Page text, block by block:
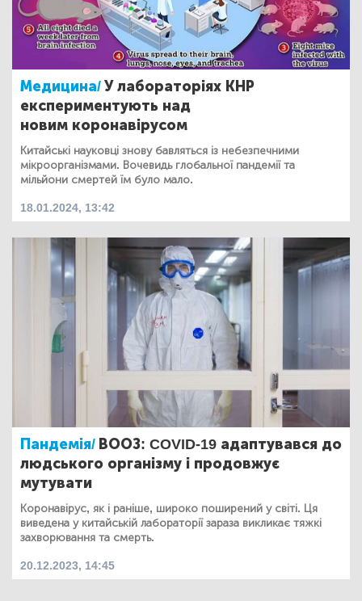
Медицина/У лабораторіях КНР
експериментують над
новим коронавірусом
Китайські науковці знову бавляться із небезпечними
мікроорганізмами. Вочевидь глобальної пандемії та
мільйони смертей їм було мало.
18.01.2024, 13:42
Пандемія/ ВООЗ: COVID-19 адаптувався до
людського організму і продовжує
мутувати
Коронавірус, як і раніше, широко поширений у світі. Ця
виведена у китайській лабораторії зараза викликає тяжкі
захворювання та смерть.
20.12.2023, 14:45